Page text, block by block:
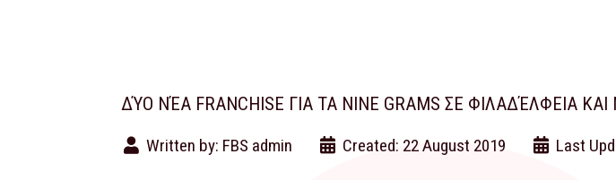
ΔΎΟ ΝΈΑ FRANCHISE ΓΙΑ ΤΑ NINE GRAMS ΣΕ ΦΙΛΑΔΈΛΦΕΙΑ ΚΑΙ
Written by: FBS admin Created: 22 August 2019 Last